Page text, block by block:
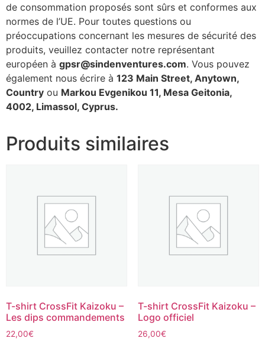
de consommation proposés sont sûrs et conformes aux
normes de l’UE. Pour toutes questions ou
préoccupations concernant les mesures de sécurité des
produits, veuillez contacter notre représentant
européen à gpsr@sindenventures.com. Vous pouvez
également nous écrire à 123 Main Street, Anytown,
Country ou Markou Evgenikou 11, Mesa Geitonia,
4002, Limassol, Cyprus.
Produits similaires
T-shirt CrossFit Kaizoku –
Les dips commandements
22,00€
T-shirt CrossFit Kaizoku –
Logo officiel
26,00€